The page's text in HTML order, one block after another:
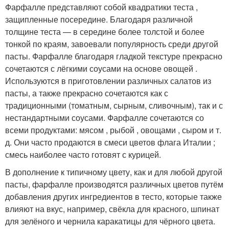
Фарфалле представляют собой квадратики теста ,
защипленные посередине. Благодаря различной
толщине теста — в середине более толстой и более
тонкой по краям, завоевали популярность среди другой
пасты. Фарфалле благодаря гладкой текстуре прекрасно
сочетаются с лёгкими соусами на основе овощей .
Используются в приготовлении различных салатов из
пасты, а также прекрасно сочетаются как с
традиционными (томатным, сырным, сливочным), так и с
нестандартными соусами. Фарфалле сочетаются со
всеми продуктами: мясом , рыбой , овощами , сыром и т.
д. Они часто продаются в смеси цветов флага Италии ;
смесь наиболее часто готовят с курицей.
В дополнение к типичному цвету, как и для любой другой
пасты, фарфалле производятся различных цветов путём
добавления других ингредиентов в тесто, которые также
влияют на вкус, например, свёкла для красного, шпинат
для зелёного и чернила каракатицы для чёрного цвета.